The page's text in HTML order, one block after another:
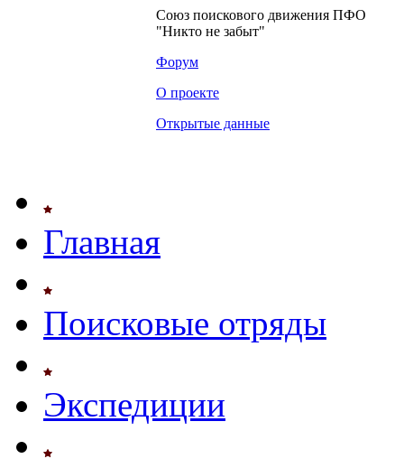
Союз поискового движения ПФО
"Никто не забыт"
Форум
О проекте
Открытые данные
Главная
Поисковые отряды
Экспедиции